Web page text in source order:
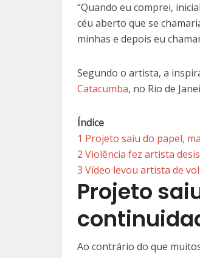
“Quando eu comprei,
céu aberto que se
minhas e depois eu
Segundo o artista, a
Catacumba, no Rio de
Índice
1 Projeto saiu do papel,
2 Violência fez artista
3 Vídeo levou artista de
Projeto
Ao contrário do que